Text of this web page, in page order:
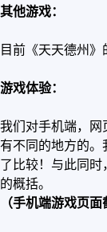
其他游戏：
目前《天天德州
游戏体验：
我们对手机端，网
有不同的地方的
了比较！与此同
的概括。
（手机端游戏页面